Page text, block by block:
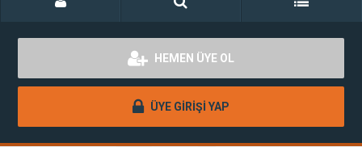
HEMEN ÜYE OL
ÜYE GİRİŞİ YAP